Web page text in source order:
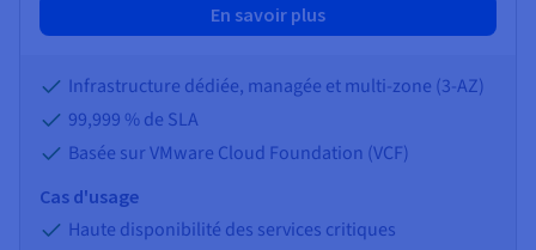
En savoir plus
Infrastructure dédiée, managée et multi-zone (3-AZ)
99,999 % de SLA
Basée sur VMware Cloud Foundation (VCF)
Cas d'usage
Haute disponibilité des services critiques